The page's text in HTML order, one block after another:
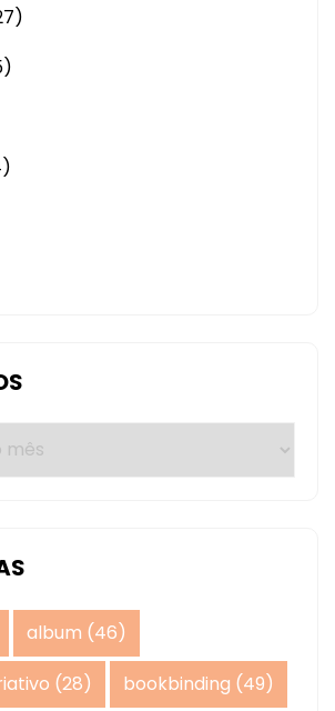
album (46)
(28) bookbinding (49)